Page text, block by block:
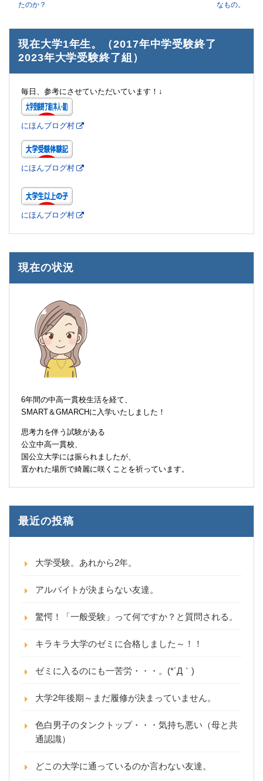
たのか？
なもの。
現在大学1年生。（2017年中学受験終了
2023年大学受験終了組）
毎日、参考にさせていただいています！↓
にほんブログ村
にほんブログ村
にほんブログ村
現在の状況
6年間の中高一貫校生活を経て、
SMART＆GMARCHに入学いたしました！
思考力を伴う試験がある
公立中高一貫校、
国公立大学には振られましたが、
置かれた場所で綺麗に咲くことを祈っています。
最近の投稿
大学受験。あれから2年。
アルバイトが決まらない友達。
驚愕！「一般受験」って何ですか？と質問される。
キラキラ大学のゼミに合格しました～！！
ゼミに入るのにも一苦労・・・。(*´Д｀)
大学2年後期～まだ履修が決まっていません。
色白男子のタンクトップ・・・気持ち悪い（母と共
通認識）
どこの大学に通っているのか言わない友達。